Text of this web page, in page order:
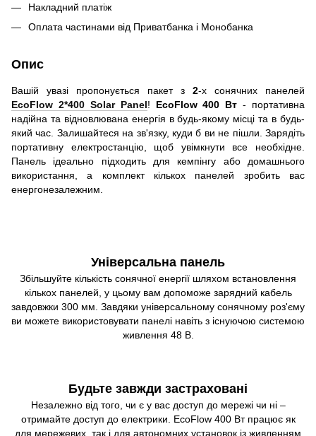
Накладний платіж
Оплата частинами від Приватбанка і Монобанка
Опис
Вашій увазі пропонується пакет з 2-х сонячних панелей
EcoFlow 2*400 Solar Panel! EcoFlow 400 Вт - портативна
надійна та відновлювана енергія в будь-якому місці та в будь-
який час. Залишайтеся на зв'язку, куди б ви не пішли. Зарядіть
портативну електростанцію, щоб увімкнути все необхідне.
Панель ідеально підходить для кемпінгу або домашнього
використання, а комплект кількох панелей зробить вас
енергонезалежним.
Універсальна панель
Збільшуйте кількість сонячної енергії шляхом встановлення
кількох панелей, у цьому вам допоможе зарядний кабель
завдовжки 300 мм. Завдяки універсальному сонячному роз'єму
ви можете використовувати панелі навіть з існуючою системою
живлення 48 В.
Будьте завжди застраховані
Незалежно від того, чи є у вас доступ до мережі чи ні –
отримайте доступ до електрики. EcoFlow 400 Вт працює як
для мережевих, так і для автономних установок із живленням